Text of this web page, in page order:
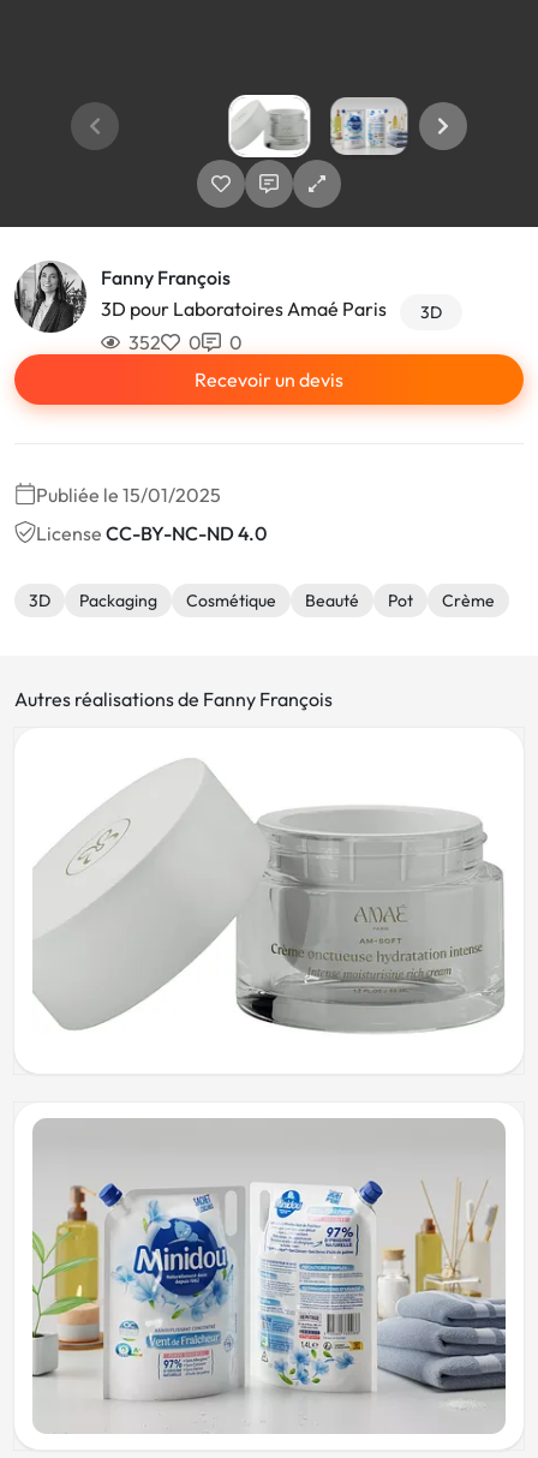
Fanny François
3D pour Laboratoires Amaé Paris
3D
352 0
0
Recevoir un devis
Publiée le 15/01/2025
License CC-BY-NC-ND 4.0
3D Packaging Cosmétique Beauté Pot Crème
Autres réalisations de Fanny François